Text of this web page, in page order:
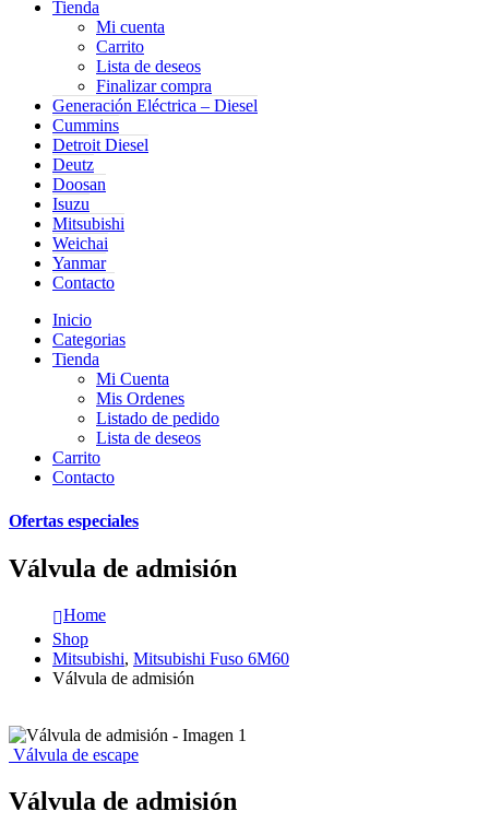
Tienda
Mi cuenta
Carrito
Lista de deseos
Finalizar compra
Generación Eléctrica – Diesel
Cummins
Detroit Diesel
Deutz
Doosan
Isuzu
Mitsubishi
Weichai
Yanmar
Contacto
Inicio
Categorias
Tienda
Mi Cuenta
Mis Ordenes
Listado de pedido
Lista de deseos
Carrito
Contacto
Ofertas especiales
Válvula de admisión
Home
Shop
Mitsubishi, Mitsubishi Fuso 6M60
Válvula de admisión
Válvula de escape
Válvula de admisión